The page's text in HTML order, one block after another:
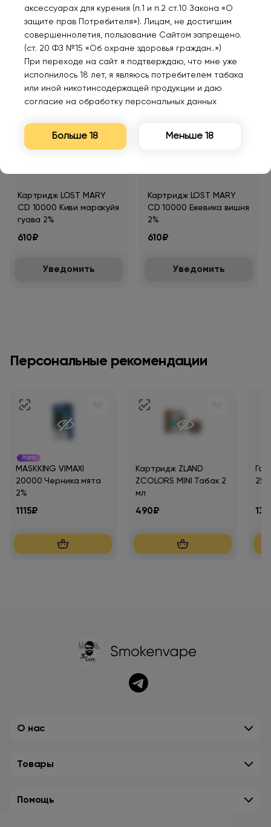
Картридж LOST MARY
CD 10000 Красное
610₽
Уведомить
Картридж LOST MARY
CD 10000 Клубника
малина вишня 2%
610₽
Уведомить
Нет в наличии
Картридж LOST MARY
CD 10000 Киви маракуйя
гуава 2%
610₽
Уведомить
Картридж LOST MARY
CD 10000 Ежевика вишня
2%
610₽
Уведомить
Персональные рекомендации
Мало
MASKKING VIMAXI
20000 Черника мята
2%
1115₽
Картридж ZLAND
ZCOLORS MINI Табак 2
мл
490₽
О нас
Товары
Помощь
аксессуарах для курения (п.1 и п.2 ст.10 Закона «О
защите прав Потребителя»). Лицам, не достигшим
совершеннолетия, пользование Сайтом запрещено.
(ст. 20 ФЗ №15 «Об охране здоровья граждан..»)
При переходе на сайт я подтверждаю, что мне уже
исполнилось 18 лет, я являюсь потребителем табака
или иной никотинсодержащей продукции и даю
согласие на обработку персональных данных
Больше 18 Меньше 18